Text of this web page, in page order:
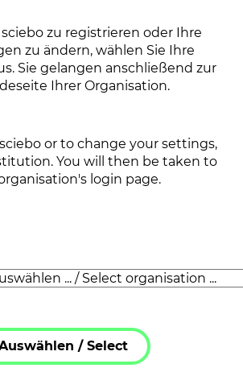
zu registrieren oder Ihre
zu ändern, wählen Sie Ihre
Sie gelangen anschließend zur
Ihrer Organisation.
or to change your settings,
You will then be taken to
login page.
/ Select